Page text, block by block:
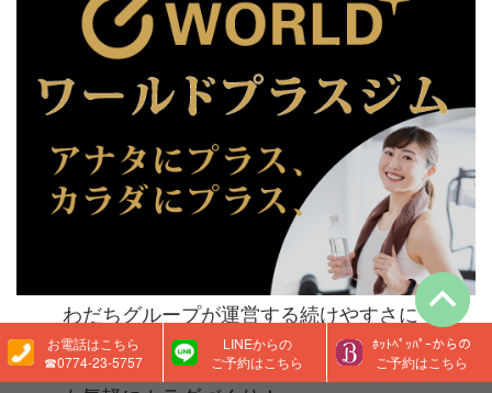
わだちグループが運営する続けやすさに
こだわった、24時間・年中無休のマシン
特化型ジム。ふらり立ち寄って、いつで
お電話はこちら
☎0774-23-5757
LINEからの
ご予約はこちら
ﾎｯﾄﾍﾟｯﾊﾟｰからの
ご予約はこちら